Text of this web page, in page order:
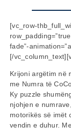
[vc_row-
fade”-
[/
Krijoni argëtim në
me Numra të
Ky puzzle
njohjen e
motorikës së imët
vendin e duhur.